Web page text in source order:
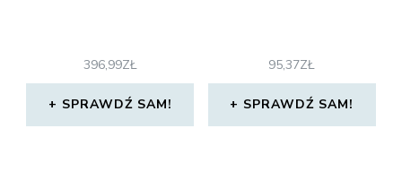
396,99ZŁ
SPRAWDŹ SAM!
95,37ZŁ
SPRAWDŹ SAM!